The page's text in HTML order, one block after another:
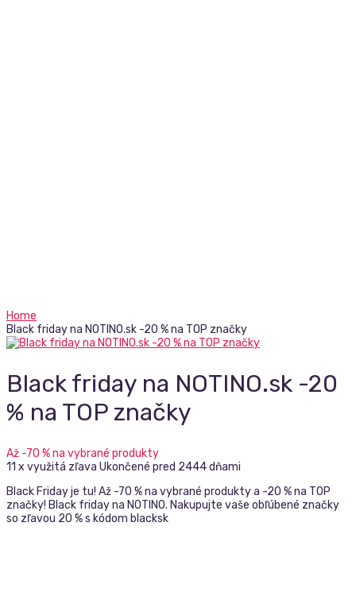
Home
Black friday na NOTINO.sk -20 % na TOP značky
Black friday na NOTINO.sk -20
% na TOP značky
Až -70 % na vybrané produkty
11 x využitá zľava Ukončené pred 2444 dňami
Black Friday je tu! Až -70 % na vybrané produkty a -20 % na TOP
značky! Black friday na NOTINO. Nakupujte vaše obľúbené značky
so zľavou 20 % s kódom blacksk